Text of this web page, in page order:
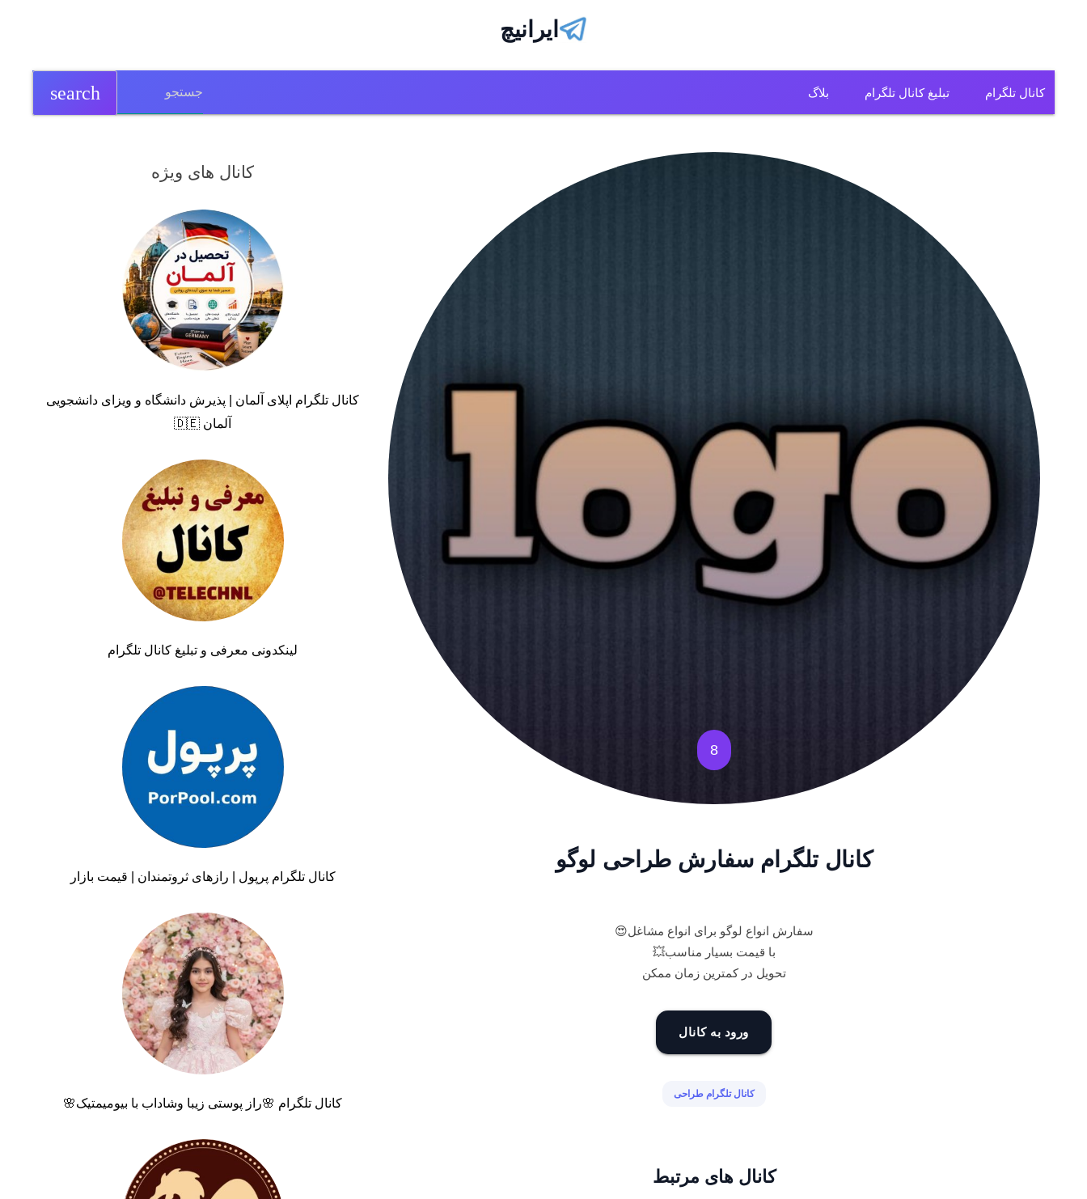
ایرانیچ
کانال تلگرام
کانال تلگرام ریمیکس
کانال تلگرام لباس
کانال تلگرام تولیدی
کانال تلگرام فروشگاه
تبلیغ کانال تلگرام بلاگ search
8
کانال تلگرام سفارش طراحی لوگو
سفارش انواع لوگو برای انواع مشاغل😍
با قیمت بسیار مناسب💥
تحویل در کمترین زمان ممکن
ورود به کانال
کانال تلگرام طراحی
کانال های مرتبط
کانال های ویژه
کانال تلگرام اپلای آلمان | پذیرش دانشگاه و ویزای دانشجویی
آلمان 🇩🇪
لینکدونی معرفی و تبلیغ کانال تلگرام
کانال تلگرام پرپول | رازهای ثروتمندان | قیمت بازار
کانال تلگرام 🌸راز پوستی زیبا وشاداب با بیومیمتیک🌸